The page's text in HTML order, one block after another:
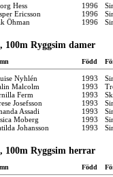
Hess 1996
Ericsson 1996
Öhman 1996
100m Ryggsim damer
Född
Nyhlén 1993
Malcolm 1993
Ferm 1993
Josefsson 1993
Assadi 1993
Moberg 1993
Johansson 1993
100m Ryggsim herrar
Född